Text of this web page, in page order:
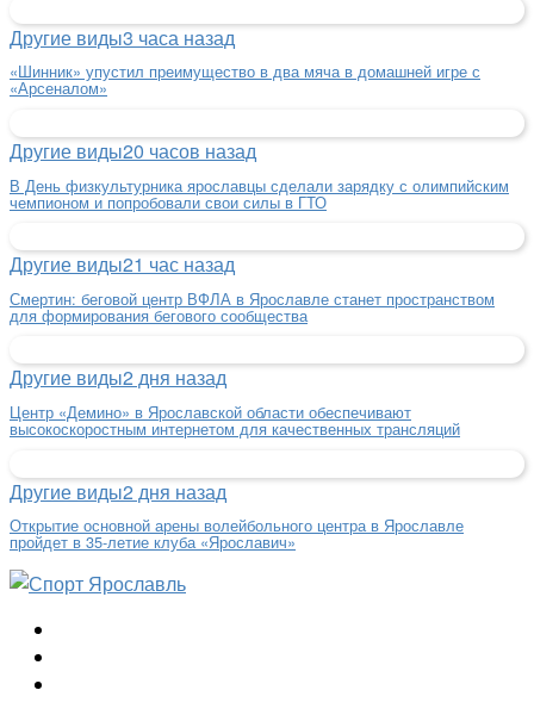
Другие виды3 часа назад
«Шинник» упустил преимущество в два мяча в домашней игре с
«Арсеналом»
Другие виды20 часов назад
В День физкультурника ярославцы сделали зарядку с олимпийским
чемпионом и попробовали свои силы в ГТО
Другие виды21 час назад
Смертин: беговой центр ВФЛА в Ярославле станет пространством
для формирования бегового сообщества
Другие виды2 дня назад
Центр «Демино» в Ярославской области обеспечивают
высокоскоростным интернетом для качественных трансляций
Другие виды2 дня назад
Открытие основной арены волейбольного центра в Ярославле
пройдет в 35-летие клуба «Ярославич»